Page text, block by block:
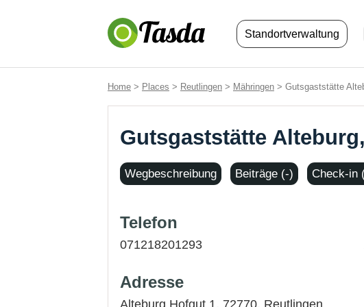
Standortverwaltung
Home > Places > Reutlingen > Mähringen > Gutsgaststätte
Gutsgaststätte
Wegbeschreibung Beiträge (-) Check-in
Telefon
071218201293
Adresse
Alteburg Hofgut 1, 72770, Reutlingen